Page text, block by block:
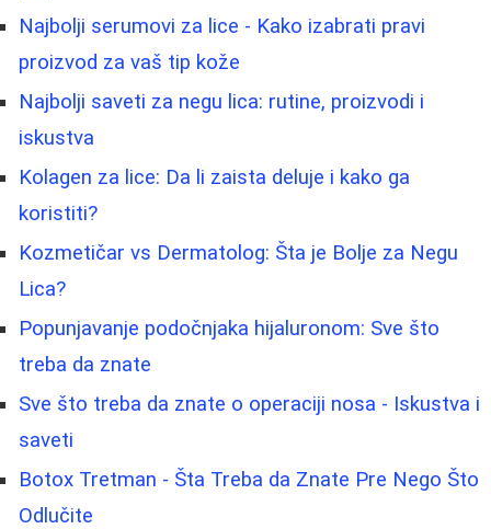
Najbolji serumovi za lice - Kako izabrati pravi
proizvod za vaš tip kože
Najbolji saveti za negu lica: rutine, proizvodi i
iskustva
Kolagen za lice: Da li zaista deluje i kako ga
koristiti?
Kozmetičar vs Dermatolog: Šta je Bolje za Negu
Lica?
Popunjavanje podočnjaka hijaluronom: Sve što
treba da znate
Sve što treba da znate o operaciji nosa - Iskustva i
saveti
Botox Tretman - Šta Treba da Znate Pre Nego Što
Odlučite